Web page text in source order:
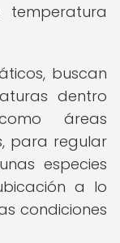
buscan
dentro
áreas
para regular
especies
a lo
condiciones